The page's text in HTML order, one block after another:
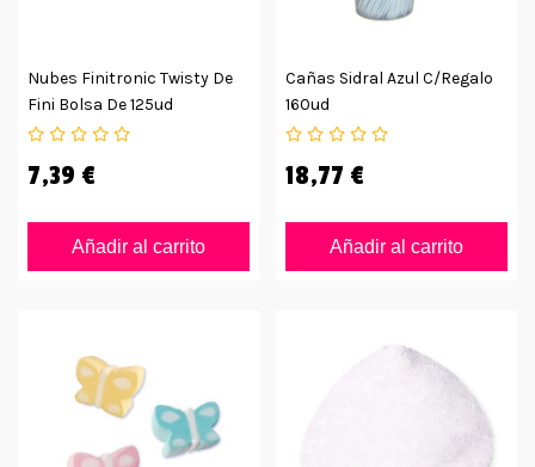
Nubes Finitronic Twisty De
Fini Bolsa De 125ud
7,39 €
Añadir al carrito
Cañas Sidral Azul C/regalo
160ud
18,77 €
Añadir al carrito